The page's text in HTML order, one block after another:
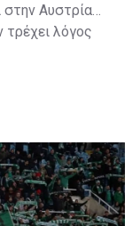
στην Αυστρία
τρέχει λόγος